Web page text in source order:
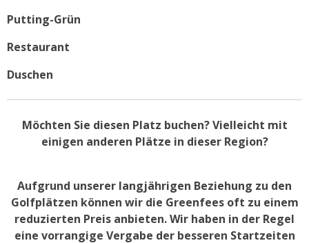
Putting-Grün
Restaurant
Duschen
Möchten Sie diesen Platz buchen? Vielleicht mit
einigen anderen Plätze in dieser Region?
Aufgrund unserer langjährigen Beziehung zu den
Golfplätzen können wir die Greenfees oft zu einem
reduzierten Preis anbieten. Wir haben in der Regel
eine vorrangige Vergabe der besseren Startzeiten